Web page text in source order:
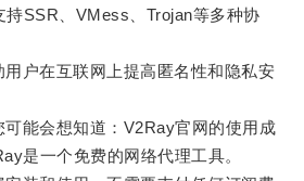
SSR、VMess、Trojan等多种协
在互联网上提高匿名性和隐私安
能会想知道：V2Ray官网的使用成
是一个免费的网络代理工具。